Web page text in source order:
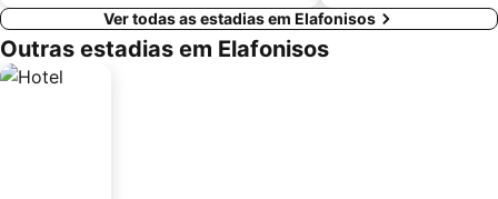
Ver todas as estadias em Elafonisos
Outras estadias em Elafonisos